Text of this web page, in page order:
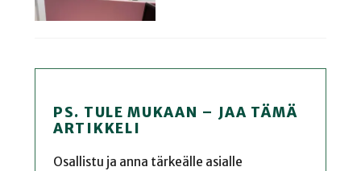
PS. TULE MUKAAN – JAA TÄMÄ
ARTIKKELI
Osallistu ja anna tärkeälle asialle